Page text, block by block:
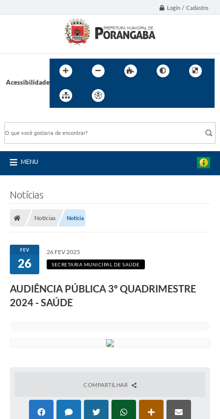
Login / Cadastro
Acessibilidade
MENU
Notícias
Notícias Notícia
FEV
26
26 FEV 2025
SECRETARIA MUNICIPAL DE SAÚDE
AUDIÊNCIA PÚBLICA 3º QUADRIMESTRE
2024 - SAÚDE
COMPARTILHAR